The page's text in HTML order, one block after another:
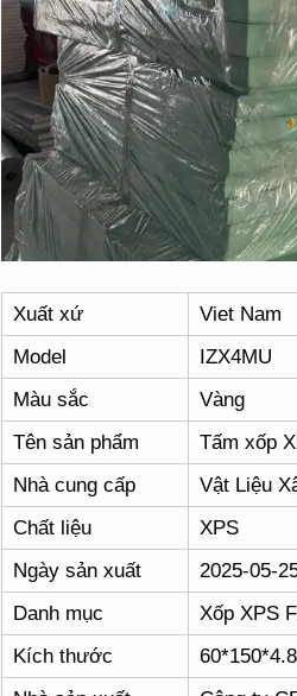
Xuất xứ
Viet Nam
Model
IZX4MU
Màu sắc
Vàng
Tên sản phẩm
Tấm xốp
Nhà cung cấp
Vật Liệu
Chất liệu
XPS
Ngày sản xuất
2025-05-
Danh mục
Xốp XPS
Kích thước